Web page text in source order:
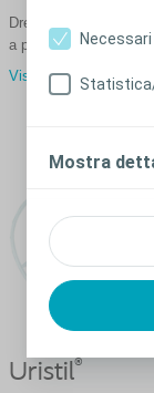
Necessari
Mostra
Drenaggio
a palloncino integrato.
Visualizza Cystodrain
Uristil®